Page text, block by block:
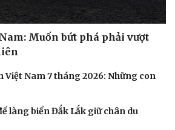
Muốn bứt phá phải vượt
Việt Nam 7 tháng 2026: Những con
làng biển Đắk Lắk giữ chân du